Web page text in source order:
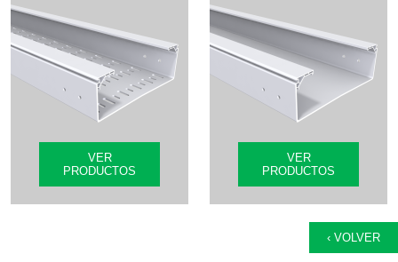
VER
PRODUCTOS
VER
PRODUCTOS
‹ VOLVER